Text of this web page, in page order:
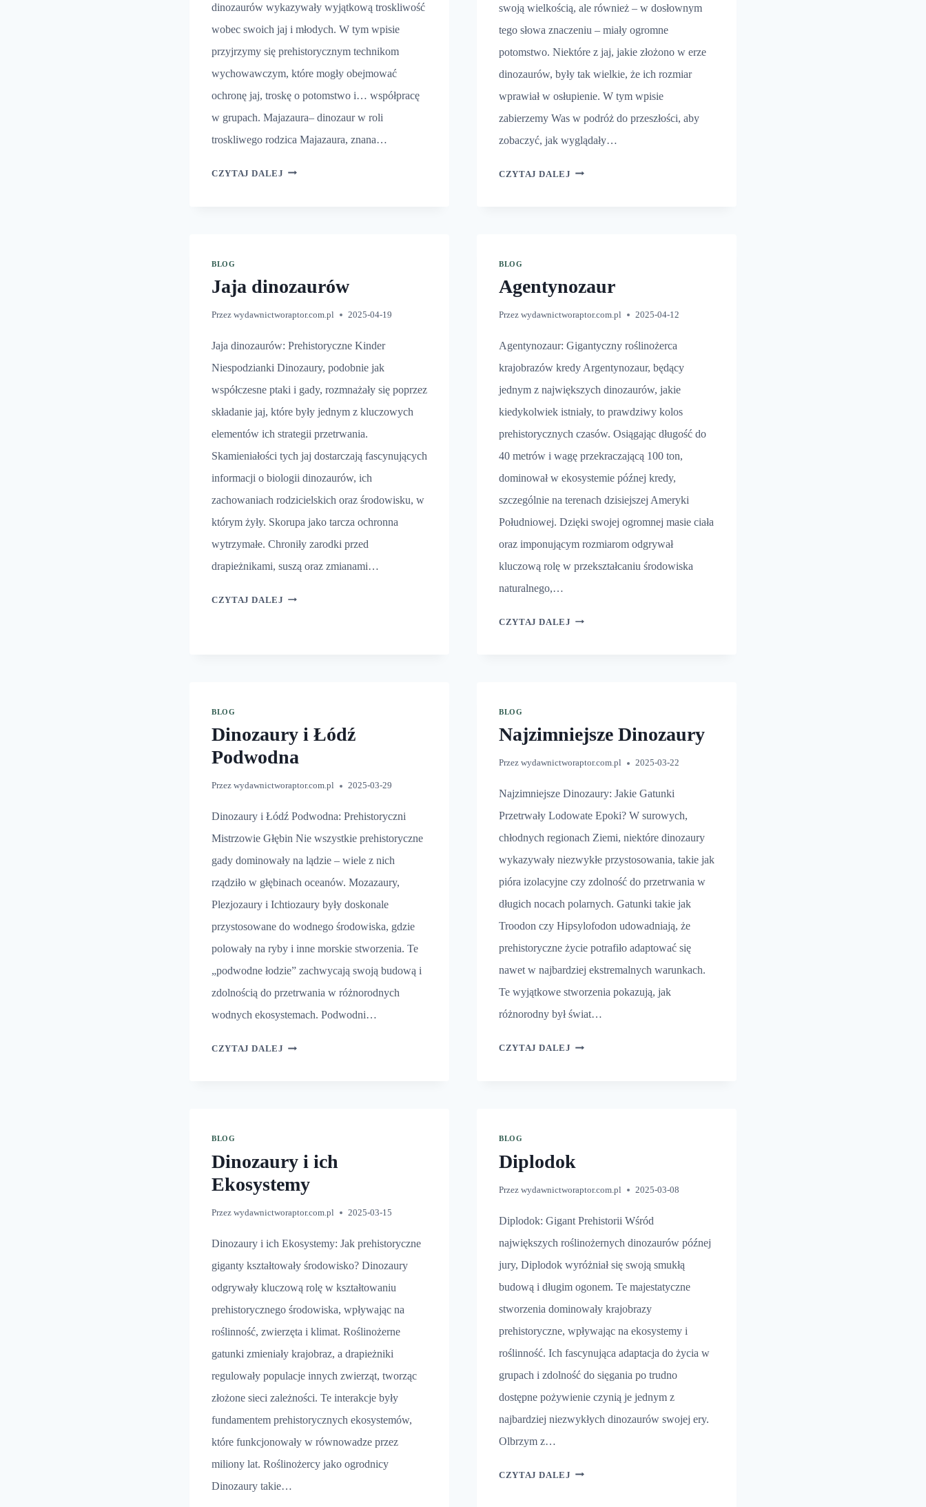
dinozaurów wykazywały wyjątkową troskliwość
wobec swoich jaj i młodych. W tym wpisie
przyjrzymy się prehistorycznym technikom
wychowawczym, które mogły obejmować
ochronę jaj, troskę o potomstwo i… współpracę
w grupach. Majazaura– dinozaur w roli
troskliwego rodzica Majazaura, znana…
CZYTAJ DALEJ DINOZAURY
swoją wielkością, ale również – w dosłownym
tego słowa znaczeniu – miały ogromne
potomstwo. Niektóre z jaj, jakie złożono w erze
dinozaurów, były tak wielkie, że ich rozmiar
wprawiał w osłupienie. W tym wpisie
zabierzemy Was w podróż do przeszłości, aby
zobaczyć, jak wyglądały…
CZYTAJ DALEJ NAJWIĘKSZE
BLOG
Jaja dinozaurów
Przez wydawnictworaptor.com.pl 2025-04-19
Jaja dinozaurów: Prehistoryczne Kinder
Niespodzianki Dinozaury, podobnie jak
współczesne ptaki i gady, rozmnażały się poprzez
składanie jaj, które były jednym z kluczowych
elementów ich strategii przetrwania.
Skamieniałości tych jaj dostarczają fascynujących
informacji o biologii dinozaurów, ich
zachowaniach rodzicielskich oraz środowisku, w
którym żyły. Skorupa jako tarcza ochronna
wytrzymałe. Chroniły zarodki przed
drapieżnikami, suszą oraz zmianami…
CZYTAJ DALEJ JAJA
BLOG
Agentynozaur
Przez wydawnictworaptor.com.pl 2025-04-12
Agentynozaur: Gigantyczny roślinożerca
krajobrazów kredy Argentynozaur, będący
jednym z największych dinozaurów, jakie
kiedykolwiek istniały, to prawdziwy kolos
prehistorycznych czasów. Osiągając długość do
40 metrów i wagę przekraczającą 100 ton,
dominował w ekosystemie późnej kredy,
szczególnie na terenach dzisiejszej Ameryki
Południowej. Dzięki swojej ogromnej masie ciała
oraz imponującym rozmiarom odgrywał
kluczową rolę w przekształcaniu środowiska
naturalnego,…
CZYTAJ DALEJ AGENTYNOZAUR
BLOG
Dinozaury i Łódź
Podwodna
Przez wydawnictworaptor.com.pl 2025-03-29
Dinozaury i Łódź Podwodna: Prehistoryczni
Mistrzowie Głębin Nie wszystkie prehistoryczne
gady dominowały na lądzie – wiele z nich
rządziło w głębinach oceanów. Mozazaury,
Plezjozaury i Ichtiozaury były doskonale
przystosowane do wodnego środowiska, gdzie
polowały na ryby i inne morskie stworzenia. Te
„podwodne łodzie” zachwycają swoją budową i
zdolnością do przetrwania w różnorodnych
wodnych ekosystemach. Podwodni…
CZYTAJ DALEJ DINOZAURY
BLOG
Najzimniejsze Dinozaury
Przez wydawnictworaptor.com.pl 2025-03-22
Najzimniejsze Dinozaury: Jakie Gatunki
Przetrwały Lodowate Epoki? W surowych,
chłodnych regionach Ziemi, niektóre dinozaury
wykazywały niezwykłe przystosowania, takie jak
pióra izolacyjne czy zdolność do przetrwania w
długich nocach polarnych. Gatunki takie jak
Troodon czy Hipsylofodon udowadniają, że
prehistoryczne życie potrafiło adaptować się
nawet w najbardziej ekstremalnych warunkach.
Te wyjątkowe stworzenia pokazują, jak
różnorodny był świat…
CZYTAJ DALEJ NAJZIMNIEJSZE
BLOG
Dinozaury i ich
Ekosystemy
Przez wydawnictworaptor.com.pl 2025-03-15
Dinozaury i ich Ekosystemy: Jak prehistoryczne
giganty kształtowały środowisko? Dinozaury
odgrywały kluczową rolę w kształtowaniu
prehistorycznego środowiska, wpływając na
roślinność, zwierzęta i klimat. Roślinożerne
gatunki zmieniały krajobraz, a drapieżniki
regulowały populacje innych zwierząt, tworząc
złożone sieci zależności. Te interakcje były
fundamentem prehistorycznych ekosystemów,
które funkcjonowały w równowadze przez
miliony lat. Roślinożercy jako ogrodnicy
Dinozaury takie…
BLOG
Diplodok
Przez wydawnictworaptor.com.pl 2025-03-08
Diplodok: Gigant Prehistorii Wśród
największych roślinożernych dinozaurów późnej
jury, Diplodok wyróżniał się swoją smukłą
budową i długim ogonem. Te majestatyczne
stworzenia dominowały krajobrazy
prehistoryczne, wpływając na ekosystemy i
roślinność. Ich fascynująca adaptacja do życia w
grupach i zdolność do sięgania po trudno
dostępne pożywienie czynią je jednym z
najbardziej niezwykłych dinozaurów swojej ery.
Olbrzym z…
CZYTAJ DALEJ DIPLODOK